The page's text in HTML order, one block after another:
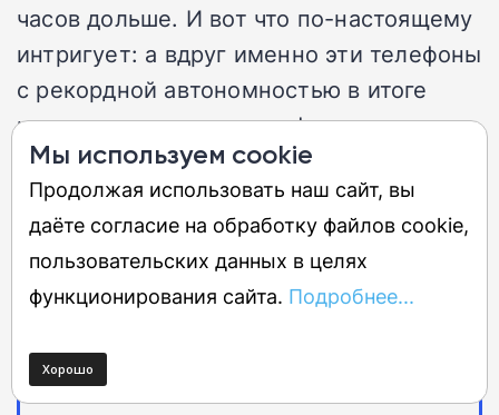
часов дольше. И вот что по-настоящему
интригует: а вдруг именно эти телефоны
с рекордной автономностью в итоге
изменят не рынок смартфонов, а наши
привычки? Вдруг с батареей на 8000
мАч мы наконец перестанем
тревожиться о заряде и начнём просто…
жить? Пока это звучит как фантастика.
Но именно так обычно и начинаются
Мы используем cookie
Продолжая использовать наш сайт, вы
даёте согласие на обработку файлов cookie,
пользовательских данных в целях
функционирования сайта. Подробнее...